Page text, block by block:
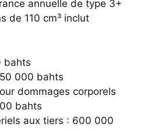
annuelle de type 3+
de 110 cm³ inclut
bahts
000 bahts
dommages corporels
bahts
aux tiers : 600 000